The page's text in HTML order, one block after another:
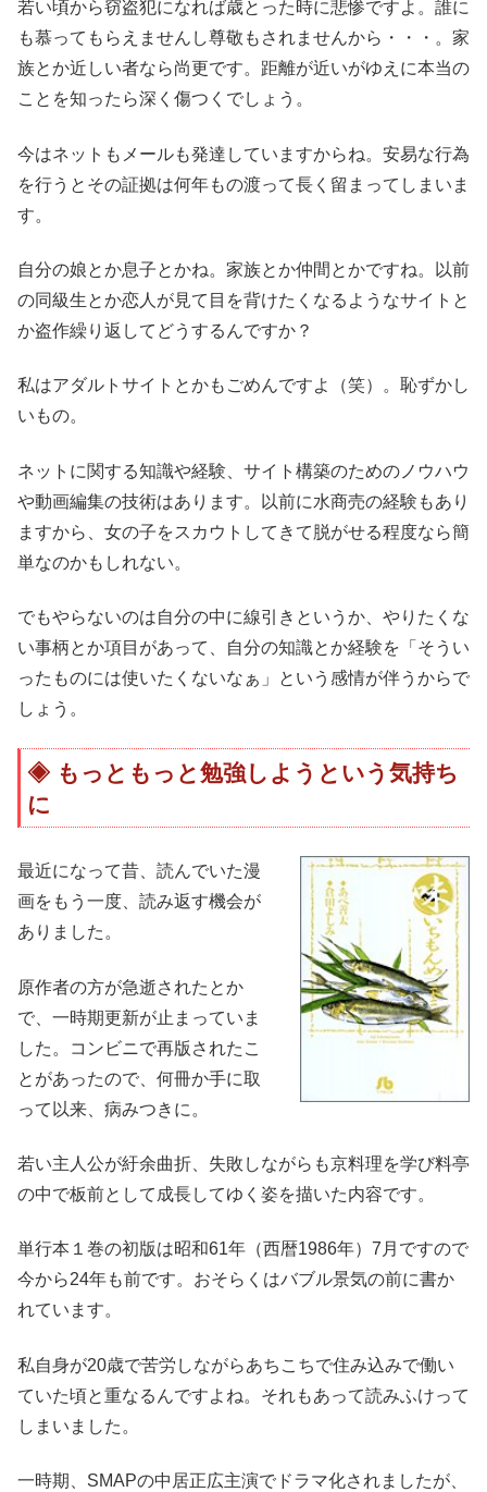
若い頃から窃盗犯になれば歳とった時に悲惨ですよ。誰に
も慕ってもらえませんし尊敬もされませんから・・・。家
族とか近しい者なら尚更です。距離が近いがゆえに本当の
ことを知ったら深く傷つくでしょう。
今はネットもメールも発達していますからね。安易な行為
を行うとその証拠は何年もの渡って長く留まってしまいま
す。
自分の娘とか息子とかね。家族とか仲間とかですね。以前
の同級生とか恋人が見て目を背けたくなるようなサイトと
か盗作繰り返してどうするんですか？
私はアダルトサイトとかもごめんですよ（笑）。恥ずかし
いもの。
ネットに関する知識や経験、サイト構築のためのノウハウ
や動画編集の技術はあります。以前に水商売の経験もあり
ますから、女の子をスカウトしてきて脱がせる程度なら簡
単なのかもしれない。
でもやらないのは自分の中に線引きというか、やりたくな
い事柄とか項目があって、自分の知識とか経験を「そうい
ったものには使いたくないなぁ」という感情が伴うからで
しょう。
もっともっと勉強しようという気持ち
に
最近になって昔、読んでいた漫
画をもう一度、読み返す機会が
ありました。
原作者の方が急逝されたとか
で、一時期更新が止まっていま
した。コンビニで再版されたこ
とがあったので、何冊か手に取
って以来、病みつきに。
若い主人公が紆余曲折、失敗しながらも京料理を学び料亭
の中で板前として成長してゆく姿を描いた内容です。
単行本１巻の初版は昭和61年（西暦1986年）7月ですので
今から24年も前です。おそらくはバブル景気の前に書か
れています。
私自身が20歳で苦労しながらあちこちで住み込みで働い
ていた頃と重なるんですよね。それもあって読みふけって
しまいました。
一時期、SMAPの中居正広主演でドラマ化されましたが、